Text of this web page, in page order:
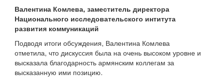
Валентина Комлева, заместитель директора
Национального исследовательского интитута
развития коммуникаций
Подводя итоги обсуждения, Валентина Комлева
отметила, что дискуссия была на очень высоком уровне и
высказала благодарность армянским коллегам за
высказанную ими позицию.